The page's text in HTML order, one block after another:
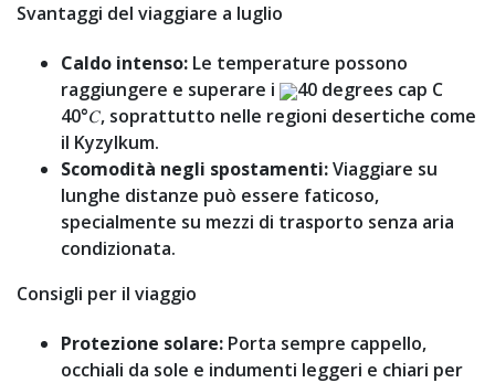
Svantaggi del viaggiare a luglio
Caldo intenso: Le temperature possono
raggiungere e superare i
40 degrees cap C
40°𝐶, soprattutto nelle regioni desertiche come
il Kyzylkum.
Scomodità negli spostamenti:Viaggiare su
lunghe distanze può essere faticoso,
specialmente su mezzi di trasporto senza aria
condizionata.
Consigli per il viaggio
Protezione solare: Porta sempre cappello,
occhiali da sole e indumenti leggeri e chiari per